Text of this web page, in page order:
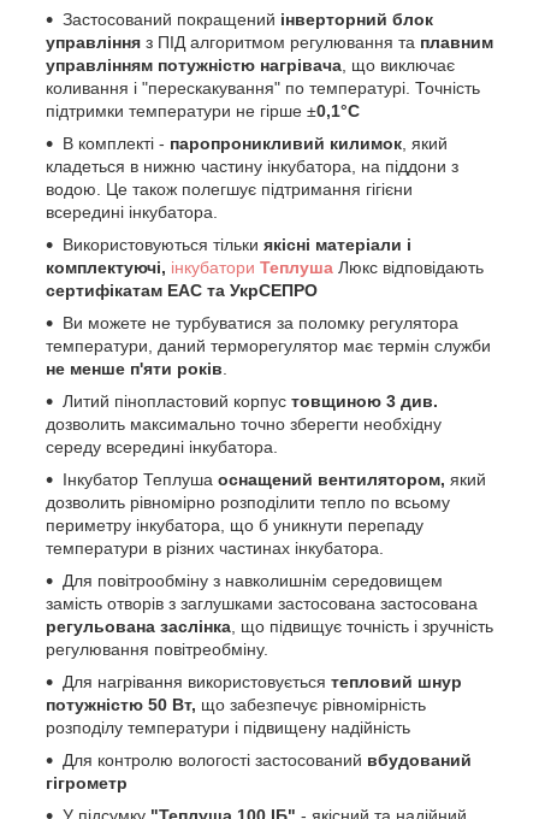
Застосований покращений інверторний блок
управління з ПІД алгоритмом регулювання та плавним
управлінням потужністю нагрівача , що виключає
коливання і "перескакування" по температурі. Точність
підтримки температури не гірше ±0,1°C
В комплекті - паропроникливий килимок , який
кладеться в нижню частину інкубатора, на піддони з
водою. Це також полегшує підтримання гігієни
всередині інкубатора.
Використовуються тільки якісні матеріали і
комплектуючі, інкубатори Теплуша Люкс відповідають
сертифікатам EAC та УкрСЕПРО
Ви можете не турбуватися за поломку регулятора
температури, даний терморегулятор має термін служби
не менше п'яти років
Литий пінопластовий корпус товщиною 3 див.
дозволить максимально точно зберегти необхідну
середу всередині інкубатора.
Інкубатор Теплуша оснащений вентилятором, який
дозволить рівномірно розподілити тепло по всьому
периметру інкубатора, що б уникнути перепаду
температури в різних частинах інкубатора.
Для повітрообміну з навколишнім середовищем
замість отворів з заглушками застосована застосована
регульована заслінка , що підвищує точність і зручність
регулювання повітреобміну.
Для нагрівання використовується тепловий шнур
потужністю 50 Вт, що забезпечує рівномірність
розподілу температури і підвищену надійність
Для контролю вологості застосований вбудований
гігрометр
У підсумку "Теплуша 100 ІБ" - якісний та надійний